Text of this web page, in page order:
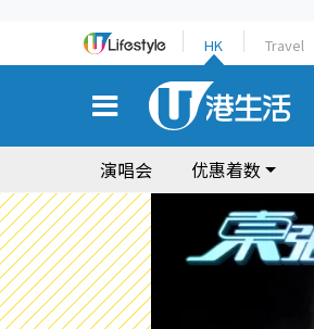
HK Travel
演唱会 优惠着数